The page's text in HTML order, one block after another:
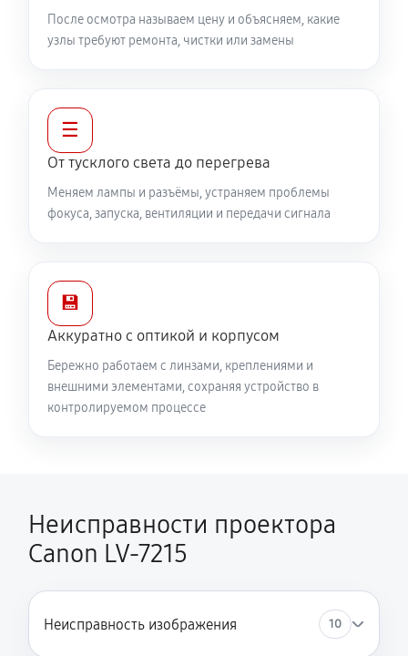
После осмотра называем цену и объясняем, какие
узлы требуют ремонта, чистки или замены
☰
От тусклого света до перегрева
Меняем лампы и разъёмы, устраняем проблемы
фокуса, запуска, вентиляции и передачи сигнала
💾
Аккуратно с оптикой и корпусом
Бережно работаем с линзами, креплениями и
внешними элементами, сохраняя устройство в
контролируемом процессе
Неисправности проектора
Canon LV-7215
Неисправность изображения 10